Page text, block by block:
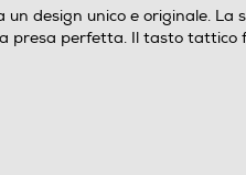
design unico e originale. La
presa perfetta. Il tasto tattico